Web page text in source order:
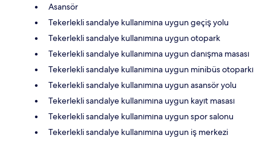
Asansör
Tekerlekli sandalye kullanımına uygun geçiş yolu
Tekerlekli sandalye kullanımına uygun otopark
Tekerlekli sandalye kullanımına uygun danışma masası
Tekerlekli sandalye kullanımına uygun minibüs otoparkı
Tekerlekli sandalye kullanımına uygun asansör yolu
Tekerlekli sandalye kullanımına uygun kayıt masası
Tekerlekli sandalye kullanımına uygun spor salonu
Tekerlekli sandalye kullanımına uygun iş merkezi